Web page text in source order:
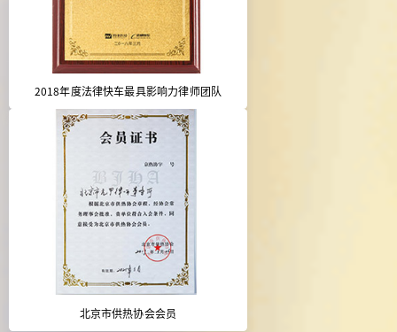
2018年度法律快车最具影响力律师团队
北京市供热协会会员